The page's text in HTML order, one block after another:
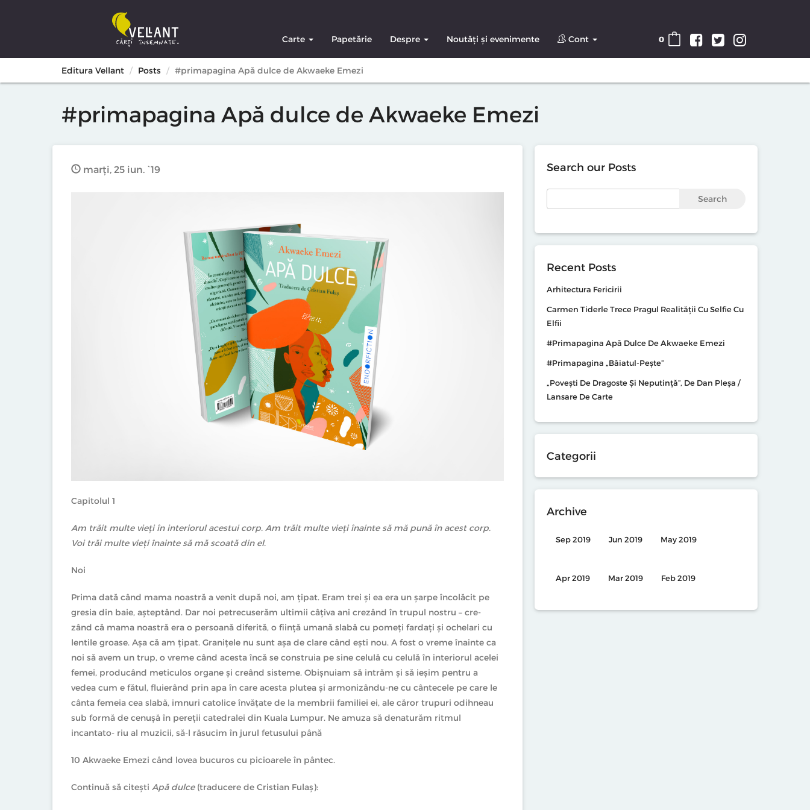
0
Carte Papetărie Despre Noutăți și evenimente Cont
Editura Vellant Posts #primapagina Apă dulce de Akwaeke Emezi
#primapagina Apă dulce de Akwaeke Emezi
marți, 25 iun. `19
Capitolul 1
Am trăit multe vieți în interiorul acestui corp. Am trăit multe vieți înainte să mă pună în acest corp.
Voi trăi multe vieți înainte să mă scoată din el.
Noi
Prima dată când mama noastră a venit după noi, am țipat. Eram trei și ea era un șarpe încolăcit pe
gresia din baie, așteptând. Dar noi petrecuserăm ultimii câțiva ani crezând în trupul nostru – cre‑
zând că mama noastră era o persoană diferită, o ființă umană slabă cu pomeți fardați și ochelari cu
lentile groase. Așa că am țipat. Granițele nu sunt așa de clare când ești nou. A fost o vreme înainte ca
noi să avem un trup, o vreme când acesta încă se construia pe sine celulă cu celulă în interiorul acelei
femei, producând meticulos organe și creând sisteme. Obișnuiam să intrăm și să ieșim pentru a
vedea cum e fătul, fluierând prin apa în care acesta plutea și armonizându‑ne cu cântecele pe care le
cânta femeia cea slabă, imnuri catolice învățate de la membrii familiei ei, ale căror trupuri odihneau
sub formă de cenușă în pereții catedralei din Kuala Lumpur. Ne amuza să denaturăm ritmul
incantato‑ riu al muzicii, să‑l răsucim în jurul fetusului până
10 Akwaeke Emezi când lovea bucuros cu picioarele în pântec.
Continuă să citești Apă dulce(traducere de Cristian Fulaș):
Search our Posts
Search
Recent Posts
Arhitectura Fericirii
Carmen Tiderle Trece Pragul Realității Cu Selfie Cu
Elfii
#primapagina Apă Dulce De Akwaeke Emezi
#primapagina „Băiatul-Pește”
„Povești De Dragoste Și Neputință”, De Dan Pleșa /
Lansare De Carte
Categorii
Archive
Sep 2019 Jun 2019 May 2019
Apr 2019 Mar 2019 Feb 2019